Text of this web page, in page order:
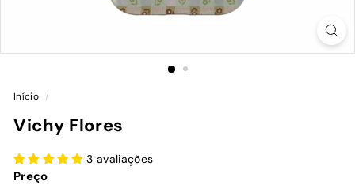
Início /
Vichy Flores
3 avaliações
Preço